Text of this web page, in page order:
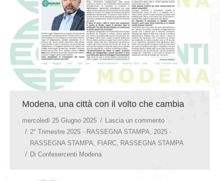
COMUNICATI E NEWS
CONTATTI
Modena, una città con il volto che cambia
mercoledì 25 Giugno 2025
Lascia un commento
2° Trimestre 2025 - RASSEGNA STAMPA, 2025 -
RASSEGNA STAMPA, FIARC, RASSEGNA STAMPA
Di Confesercenti Modena